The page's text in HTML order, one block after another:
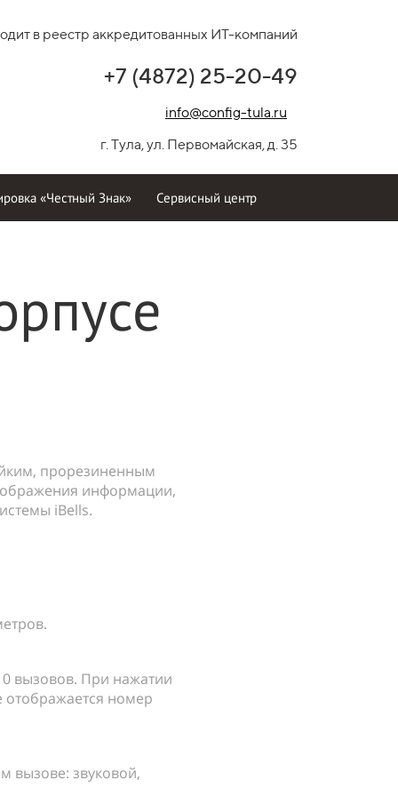
в реестр аккредитованных ИТ-компаний
+7 (4872) 25-20-49
info@config-tula.ru
г. Тула, ул. Первомайская, д. 35
«Честный Знак» Сервисный центр
прорезиненным
информации,
iBells.
вызовов. При нажатии
отображается номер
вызове: звуковой,